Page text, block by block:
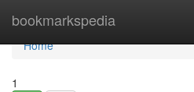
bookmarkspedia
Home
Home
1